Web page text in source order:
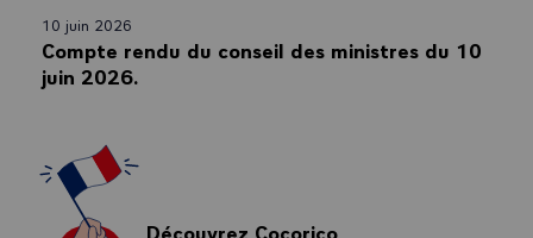
10 juin 2026
Compte rendu du conseil des ministres du 10
juin 2026.
Découvrez Cocorico